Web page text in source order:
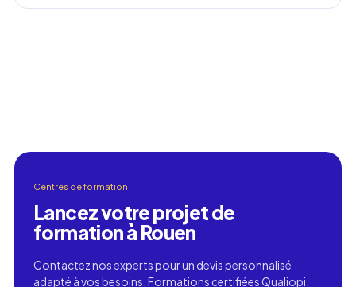
Centres de formation
Lancez votre projet de
formation à Rouen
Contactez nos experts pour un devis personnalisé
adapté à vos besoins. Formations certifiées Qualiopi,